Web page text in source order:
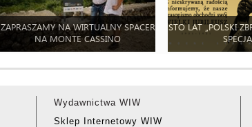
ZAPRASZAMY NA WIRTUALNY SPACER
NA MONTE CASSINO
STO LAT „POLSKI
Wydawnictwa WIW
Sklep Internetowy WIW